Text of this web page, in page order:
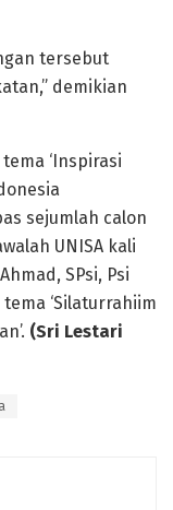
tersebut
demikian
‘Inspirasi
sejumlah calon
UNISA kali
SPsi, Psi
‘Silaturrahiim
(Sri Lestari